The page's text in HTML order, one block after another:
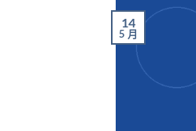
14
5 月